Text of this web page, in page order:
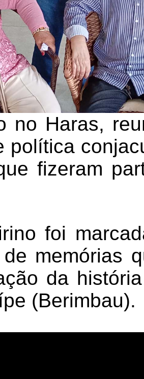
no Haras,
política
fizeram
foi
memórias
da
(Berimbau).